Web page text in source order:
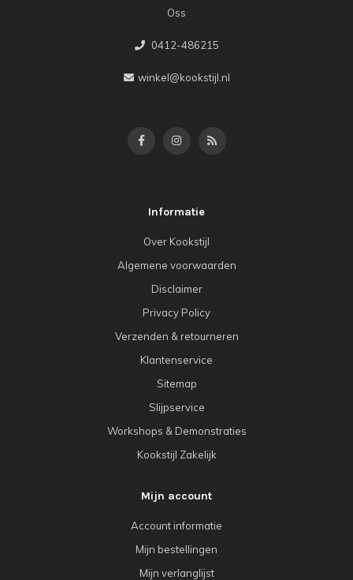
Oss
0412-486215
winkel@kookstijl.nl
Informatie
Over Kookstijl
Algemene voorwaarden
Disclaimer
Privacy Policy
Verzenden & retourneren
Klantenservice
Sitemap
Slijpservice
Workshops & Demonstraties
Kookstijl Zakelijk
Mijn account
Account informatie
Mijn bestellingen
Mijn verlanglijst